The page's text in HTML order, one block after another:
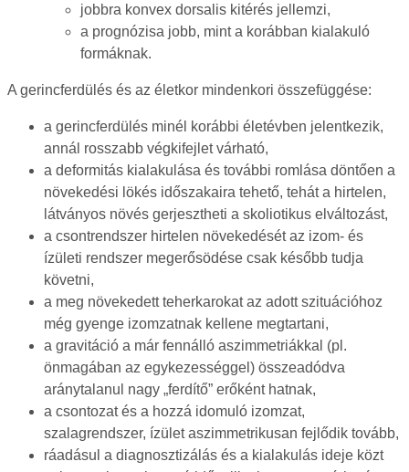
jobbra konvex dorsalis kitérés jellemzi,
a prognózisa jobb, mint a korábban kialakuló
formáknak.
A gerincferdülés és az életkor mindenkori összefüggése:
a gerincferdülés minél korábbi életévben jelentkezik,
annál rosszabb végkifejlet várható,
a deformitás kialakulása és további romlása döntően a
növekedési lökés időszakaira tehető, tehát a hirtelen,
látványos növés gerjesztheti a skoliotikus elváltozást,
a csontrendszer hirtelen növekedését az izom- és
ízületi rendszer megerősödése csak később tudja
követni,
a meg növekedett teherkarokat az adott szituációhoz
még gyenge izomzatnak kellene megtartani,
a gravitáció a már fennálló aszimmetriákkal (pl.
önmagában az egykezességgel) összeadódva
aránytalanul nagy „ferdítő” erőként hatnak,
a csontozat és a hozzá idomuló izomzat,
szalagrendszer, ízület aszimmetrikusan fejlődik tovább,
ráadásul a diagnosztizálás és a kialakulás ideje közt